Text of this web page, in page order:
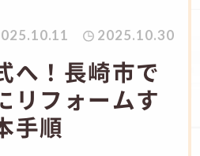
2025.10.30
へ！長崎市で
リフォームす
手順